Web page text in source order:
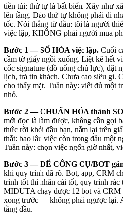
tiền túi: thứ tự là bất biến. Xây như
lên tầng. Đảo thứ tự không phải đi
tốc. Nói thẳng từ đầu: tôi là người
việc lặp, KHÔNG phải người mua
Bước 1 — SỐ HÓA việc lặp. Cuối
cầm tờ giấy ngồi xuống. Liệt kê hết
cốc signature (đồ uống chủ lực), đặt
lịch, trả tin khách. Chưa cao siêu gì.
cho thấy mặt. Tuần này: viết đủ một
nhỏ.
Bước 2 — CHUẨN HÓA thành
mới đọc là làm được, không cần gọi
thức rời khỏi đầu bạn, nằm lại trên
thắt: bao lâu việc còn trong đầu một
Tuần này: chọn việc ngốn giờ nhất,
Bước 3 — ĐỂ CÔNG CỤ/BOT
khi quy trình đã rõ. Bot, app, CRM
trình tốt thì nhân cái tốt, quy trình rác
MIDUTA chạy được 12 bot và CRM
xong trước — không phải ngược lại.
tầng đầu.